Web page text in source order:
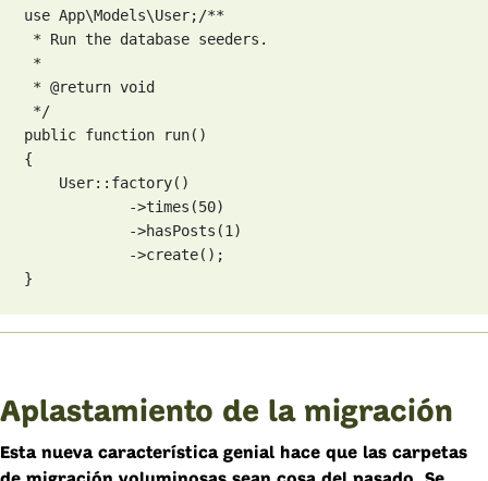
use App\Models\User; /**
* Run the database seeders.
*
* @return void
*/
public function run()
{
    User::factory()
            ->times(50)
            ->hasPosts(1)
            ->create();
}
Aplastamiento de la migración
Esta nueva característica genial hace que las carpetas